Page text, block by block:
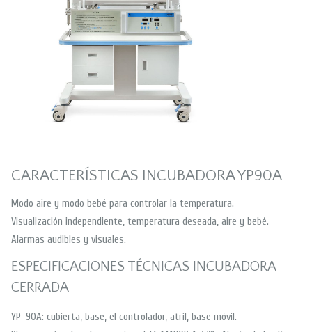
CARACTERÍSTICAS INCUBADORA YP90A
Modo aire y modo bebé para controlar la temperatura.
Visualización independiente, temperatura deseada, aire y bebé.
Alarmas audibles y visuales.
ESPECIFICACIONES TÉCNICAS INCUBADORA
CERRADA
YP-90A: cubierta, base, el controlador, atril, base móvil.